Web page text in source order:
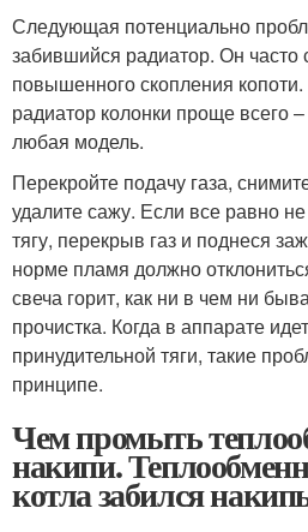
Следующая потенциально
забившийся радиатор. Он часто
повышенного скопления копоти.
радиатор колонки проще всего
любая модель.
Перекройте подачу газа,
удалите сажу. Если все равно
тягу, перекрыв газ и поднеся
норме пламя должно
свеча горит, как ни в чем ни
прочистка. Когда в аппарате
принудительной тяги, такие
принципе.
Чем промыть
накипи.
котла забился